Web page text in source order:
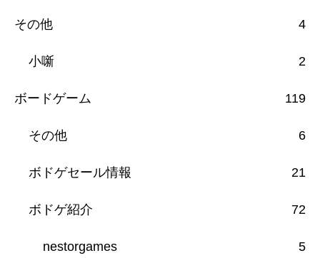
その他 4
小噺 2
ボードゲーム 119
その他 6
ボドゲセール情報 21
ボドゲ紹介 72
nestorgames 5